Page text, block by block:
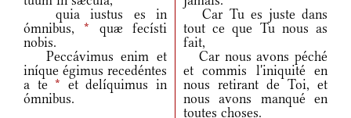
quia iustus es in
ómnibus,* quæ fecísti
nobis.
Car Tu es juste dans
tout ce que Tu nous as
fait,
Peccávimus enim et
iníque égimus recedéntes
a te* et delíquimus in
ómnibus.
Car nous avons péché
et commis l'iniquité en
nous retirant de Toi, et
nous avons manqué en
toutes choses.